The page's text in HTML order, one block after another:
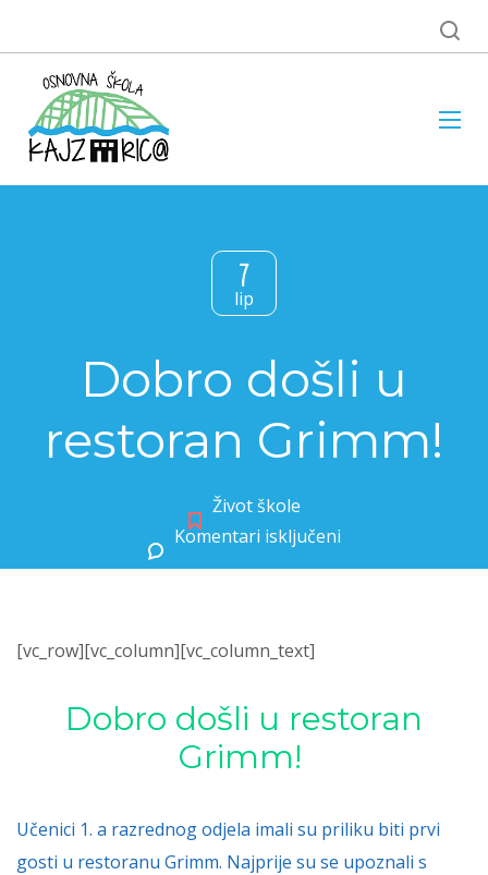
7
lip
Dobro došli u
restoran Grimm!
Život škole
Komentari isključeni
[vc_row][vc_column][vc_column_text]
Dobro došli u restoran
Grimm!
Učenici 1. a razrednog odjela imali su priliku biti prvi
gosti u restoranu Grimm. Najprije su se upoznali s